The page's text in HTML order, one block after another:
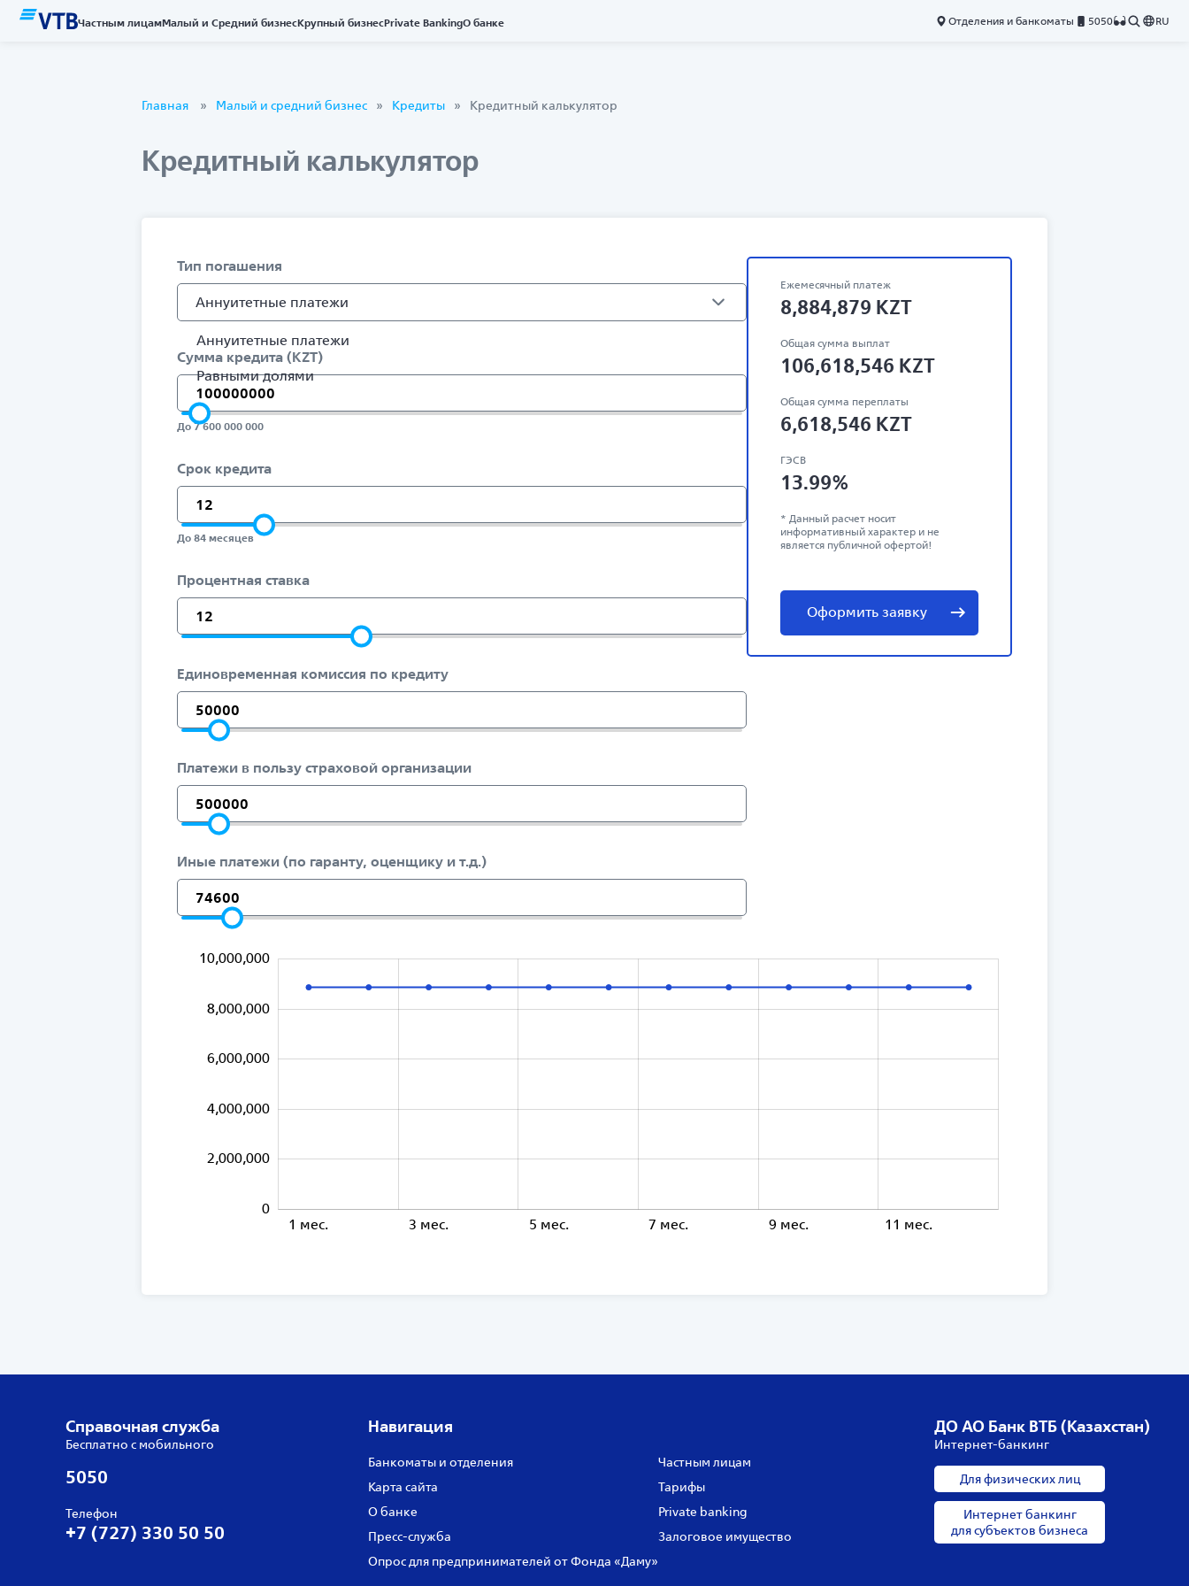
Частным лицамМалый и Средний бизнесКрупный бизнесPrivate BankingО банке Отделения и банкоматы 5050 RU
Главная Малый и средний бизнес Кредиты Кредитный калькулятор
Кредитный калькулятор
Тип погашения
Аннуитетные платежи
Аннуитетные платежи
Равными долями
Сумма кредита (KZT)
До 7 600 000 000
Срок кредита
До 84 месяцев
Процентная ставка
Единовременная комиссия по кредиту
Платежи в пользу страховой организации
Иные платежи (по гаранту, оценщику и т.д.)
Ежемесячный платеж
8,884,879 KZT
Общая сумма выплат
106,618,546 KZT
Общая сумма переплаты
6,618,546 KZT
ГЭСВ
13.99%
* Данный расчет носит
информативный характер и не
является публичной офертой!
Оформить заявку
0
2,000,000
4,000,000
6,000,000
8,000,000
10,000,000
1 мес. 3 мес. 5 мес. 7 мес. 9 мес. 11 мес.
Справочная служба
Бесплатно с мобильного
5050
Телефон
+7 (727) 330 50 50
Навигация
Банкоматы и отделения
Карта сайта
О банке
Пресс‑служба
Опрос для предпринимателей от Фонда «Даму»
Частным лицам
Тарифы
Private banking
Залоговое имущество
ДО АО Банк ВТБ (Казахстан)
Интернет-банкинг
Для физических лиц
Интернет банкинг
для субъектов бизнеса